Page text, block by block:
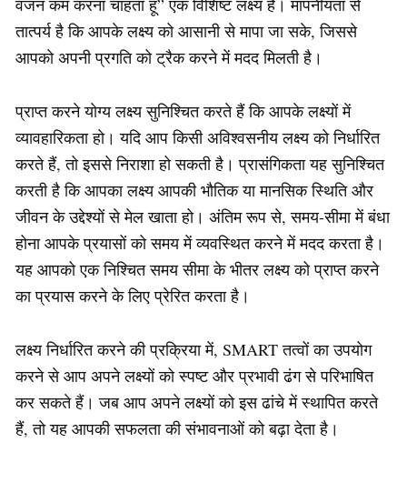
वजन कम करना चाहता हूं” एक विशिष्ट लक्ष्य है। मापनीयता से
तात्पर्य है कि आपके लक्ष्य को आसानी से मापा जा सके, जिससे
आपको अपनी प्रगति को ट्रैक करने में मदद मिलती है।
प्राप्त करने योग्य लक्ष्य सुनिश्चित करते हैं कि आपके लक्ष्यों में
व्यावहारिकता हो। यदि आप किसी अविश्वसनीय लक्ष्य को निर्धारित
करते हैं, तो इससे निराशा हो सकती है। प्रासंगिकता यह सुनिश्चित
करती है कि आपका लक्ष्य आपकी भौतिक या मानसिक स्थिति और
जीवन के उद्देश्यों से मेल खाता हो। अंतिम रूप से, समय-सीमा में बंधा
होना आपके प्रयासों को समय में व्यवस्थित करने में मदद करता है।
यह आपको एक निश्चित समय सीमा के भीतर लक्ष्य को प्राप्त करने
का प्रयास करने के लिए प्रेरित करता है।
लक्ष्य निर्धारित करने की प्रक्रिया में, SMART तत्वों का उपयोग
करने से आप अपने लक्ष्यों को स्पष्ट और प्रभावी ढंग से परिभाषित
कर सकते हैं। जब आप अपने लक्ष्यों को इस ढांचे में स्थापित करते
हैं, तो यह आपकी सफलता की संभावनाओं को बढ़ा देता है।